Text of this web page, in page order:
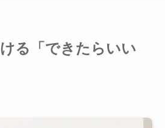
る「できたらいい